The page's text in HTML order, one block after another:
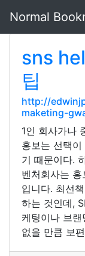
Normal
sns
팁
http://
maketing-
1인 회사가나
홍보는 선택
기 때문이다.
벤처회사는
입니다. 최선
하는 것인데,
케팅이나 브
없을 만큼 보